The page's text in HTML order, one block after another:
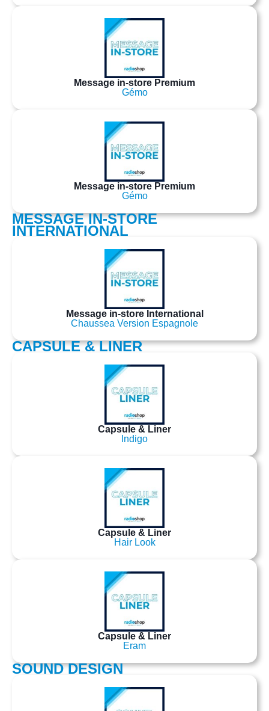
Message in-store Premium
Gémo
Message in-store Premium
Gémo
MESSAGE IN-STORE
INTERNATIONAL
Message in-store International
Chaussea Version Espagnole
CAPSULE & LINER
Capsule & Liner
Indigo
Capsule & Liner
Hair Look
Capsule & Liner
Eram
SOUND DESIGN